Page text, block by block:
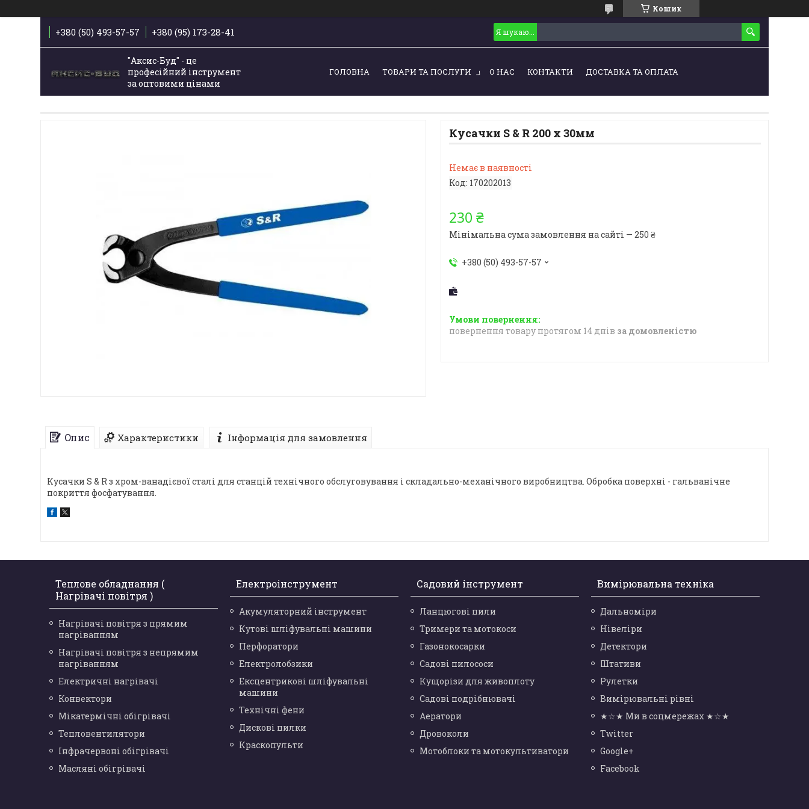
Кошик
+380 (50) 493-57-57 +380 (95) 173-28-41
"Аксис-Буд" - це
професійний інструмент
за оптовими цінами
ГОЛОВНА ТОВАРИ ТА ПОСЛУГИ О НАС КОНТАКТИ ДОСТАВКА ТА ОПЛАТА
Кусачки S & R 200 х 30мм
Немає в наявності
Код: 170202013
230 ₴
Мінімальна сума замовлення на сайті — 250 ₴
+380 (50) 493-57-57
повернення товару протягом 14 днів за домовленістю
Опис Характеристики Інформація для замовлення
Кусачки S & R з хром-ванадієвої сталі для станцій технічного обслуговування і складально-механічного виробництва. Обробка поверхні - гальванічне
покриття фосфатування.
Теплове обладнання (
Нагрівачі повітря )
Нагрівачі повітря з прямим
нагріванням
Нагрівачі повітря з непрямим
нагріванням
Електричні нагрівачі
Конвектори
Мікатермічні обігрівачі
Тепловентилятори
Інфрачервоні обігрівачі
Масляні обігрівачі
Електроінструмент
Акумуляторний інструмент
Кутові шліфувальні машини
Перфоратори
Електролобзики
Ексцентрикові шліфувальні
машини
Технічні фени
Дискові пилки
Краскопульти
Садовий інструмент
Ланцюгові пили
Тримери та мотокоси
Газонокосарки
Садові пилососи
Кущорізи для живоплоту
Садові подрібнювачі
Аератори
Дровоколи
Мотоблоки та мотокультиватори
Вимірювальна техніка
Дальноміри
Нівеліри
Детектори
Штативи
Рулетки
Вимірювальні рівні
★☆★ Ми в соцмережах ★☆★
Twitter
Google+
Facebook